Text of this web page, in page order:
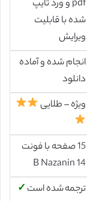
pdf و ورد تایپ
شده با قابلیت
ویرایش
انجام شده و آماده
دانلود
ویژه – طلایی
15 صفحه با فونت
14 B Nazanin
ترجمه شده است ✓